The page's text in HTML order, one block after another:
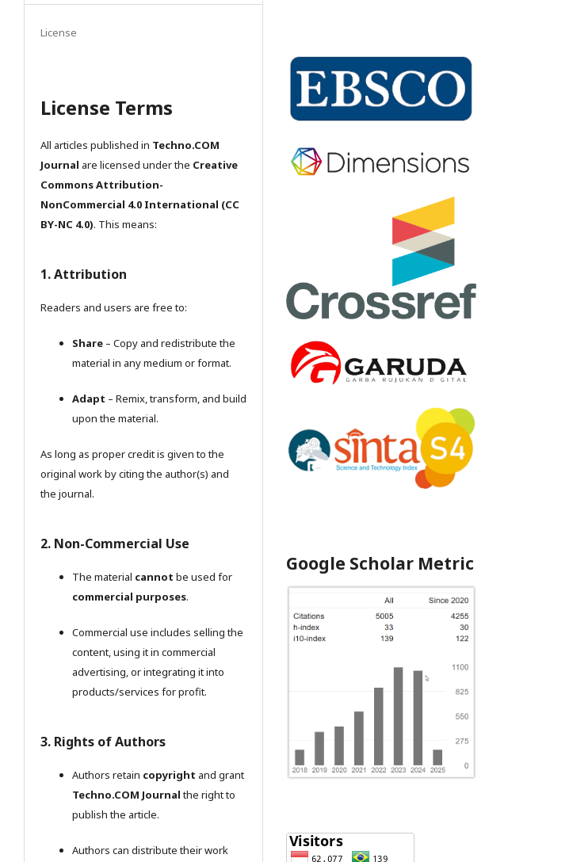
License
License Terms
All articles published in Techno.COM
Journal are licensed under the Creative
Commons Attribution-
NonCommercial 4.0 International (CC
BY-NC 4.0). This means:
1. Attribution
Readers and users are free to:
Share – Copy and redistribute the
material in any medium or format.
Adapt – Remix, transform, and build
upon the material.
As long as proper credit is given to the
original work by citing the author(s) and
the journal.
2. Non-Commercial Use
The material cannot be used for
commercial purposes.
Commercial use includes selling the
content, using it in commercial
advertising, or integrating it into
products/services for profit.
3. Rights of Authors
Authors retain copyright and grant
Techno.COM Journalthe right to
publish the article.
Authors can distribute their work
Google Scholar Metric